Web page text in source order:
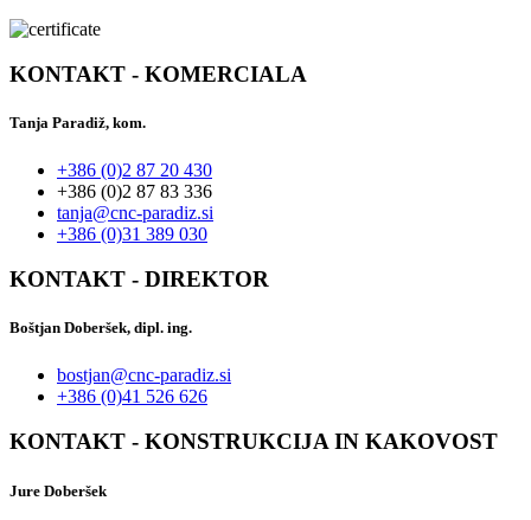
KONTAKT - KOMERCIALA
Tanja Paradiž, kom.
+386 (0)2 87 20 430
+386 (0)2 87 83 336
tanja@cnc-paradiz.si
+386 (0)31 389 030
KONTAKT - DIREKTOR
Boštjan Doberšek, dipl. ing.
bostjan@cnc-paradiz.si
+386 (0)41 526 626
KONTAKT - KONSTRUKCIJA IN KAKOVOST
Jure Doberšek